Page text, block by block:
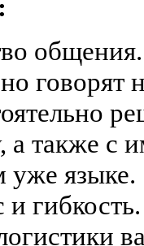
говорят
а также с
уже языке.
и